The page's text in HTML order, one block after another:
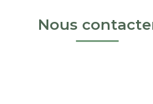
Nous